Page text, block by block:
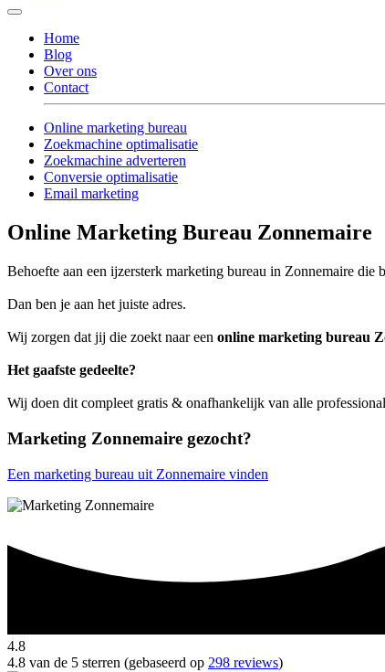
Home
Blog
Over ons
Contact
Online marketing bureau
Zoekmachine optimalisatie
Zoekmachine adverteren
Conversie optimalisatie
Email marketing
Online Marketing Bureau Zonnemaire
Behoefte aan een ijzersterk marketing bureau in Zonnemaire die
Dan ben je aan het juiste adres.
Wij zorgen dat jij die zoekt naar een online marketing bureau
Het gaafste gedeelte?
Wij doen dit compleet gratis & onafhankelijk van alle
Marketing Zonnemaire gezocht?
Een marketing bureau uit Zonnemaire vinden
4.8
4.8 van de 5 sterren (gebaseerd op 298 reviews)